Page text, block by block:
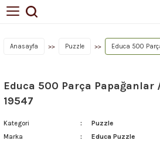
Anasayfa Puzzle Educa 500
Educa 500 Parça Papağanlar
19547
Kategori Puzzle
Marka Educa Puzzle